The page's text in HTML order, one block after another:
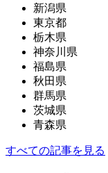
新潟県
東京都
栃木県
神奈川県
福島県
秋田県
群馬県
茨城県
青森県
すべての記事を見る